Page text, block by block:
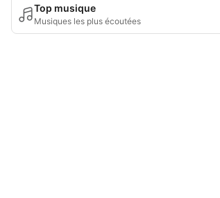
Top musique
Musiques les plus écoutées